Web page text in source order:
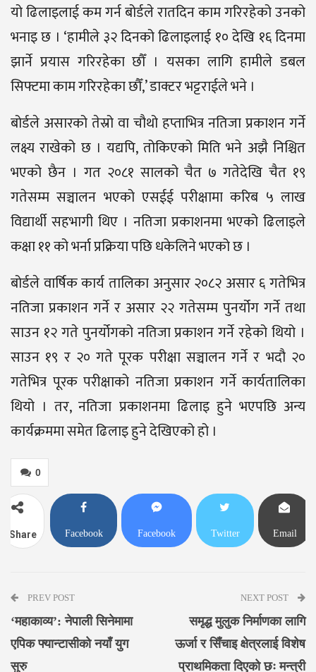
यो ढिलाइलाई कम गर्न बोर्डले रातदिन काम गरिरहेको उनको
भनाइ छ । ‘हामीले ३२ दिनको ढिलाइलाई १० देखि १६ दिनमा
झार्ने प्रयास गरिरहेका छौँ । यसका लागि हामीले डबल
सिफ्टमा काम गरिरहेका छौँ,’ डाक्टर भट्टराईले भने ।
बोर्डले असारको तेस्रो वा चौथो हप्ताभित्र नतिजा प्रकाशन गर्ने
लक्ष्य राखेको छ । यद्यपि, तोकिएको मिति भने अझै निश्चित
भएको छैन । गत २०८१ सालको चैत ७ गतेदेखि चैत १९
गतेसम्म सञ्चालन भएको एसईई परीक्षामा करिब ५ लाख
विद्यार्थी सहभागी थिए । नतिजा प्रकाशनमा भएको ढिलाइले
कक्षा ११ को भर्ना प्रक्रिया पछि धकेलिने भएको छ ।
बोर्डले वार्षिक कार्य तालिका अनुसार २०८२ असार ६ गतेभित्र
नतिजा प्रकाशन गर्ने र असार २२ गतेसम्म पुनर्योग गर्ने तथा
साउन १२ गते पुनर्योगको नतिजा प्रकाशन गर्ने रहेको थियो ।
साउन १९ र २० गते पूरक परीक्षा सञ्चालन गर्ने र भदौ २०
गतेभित्र पूरक परीक्षाको नतिजा प्रकाशन गर्ने कार्यतालिका
थियो । तर, नतिजा प्रकाशनमा ढिलाइ हुने भएपछि अन्य
कार्यक्रममा समेत ढिलाइ हुने देखिएको हो ।
0
Share Facebook Facebook Twitter Email
PREV POST
‘महाकाव्य’: नेपाली सिनेमामा
एपिक फ्यान्टासीको नयाँ युग
सुरु
NEXT POST
समृद्ध मुलुक निर्माणका लागि
ऊर्जा र सिँचाइ क्षेत्रलाई विशेष
प्राथमिकता दिएको छः मन्त्री